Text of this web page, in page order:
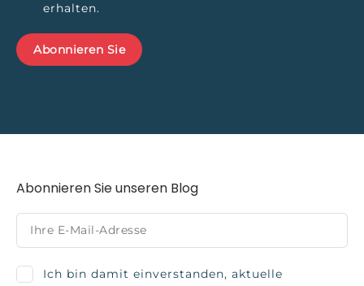
erhalten.
Abonnieren Sie unseren Blog
Ich bin damit einverstanden, aktuelle